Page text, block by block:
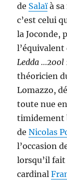
de Salaïà sa
c’est celui
la Joconde,
l’équivalent
Ledda …200l
théoricien
Lomazzo,
toute nue
timidement
deNicolas
l’occasion
lorsqu’il
cardinal